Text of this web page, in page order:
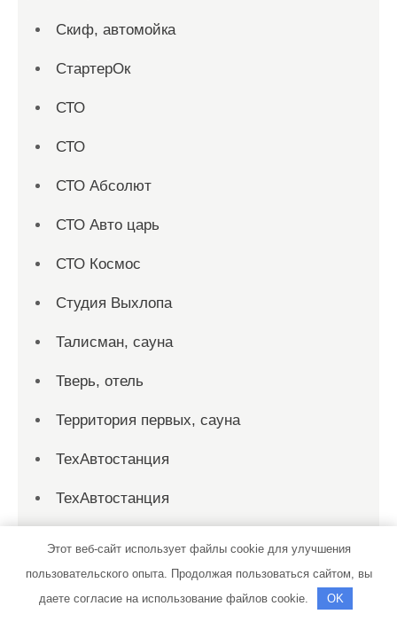
Скиф, автомойка
СтартерОк
СТО
СТО
СТО Абсолют
СТО Авто царь
СТО Космос
Студия Выхлопа
Талисман, сауна
Тверь, отель
Территория первых, сауна
ТехАвтостанция
ТехАвтостанция
Техцентр Formula
Этот веб-сайт использует файлы cookie для улучшения
пользовательского опыта. Продолжая пользоваться сайтом, вы
даете согласие на использование файлов cookie.
OK